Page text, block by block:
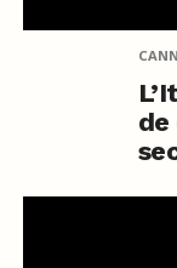
de